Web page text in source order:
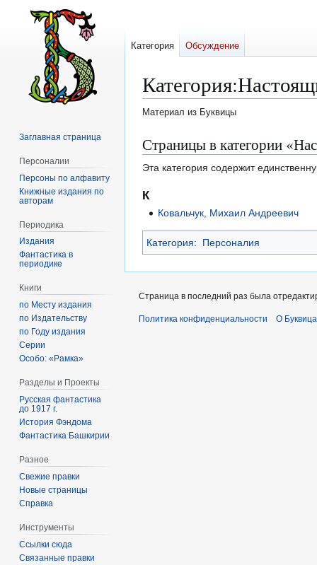
Категория:
Материал из Буквицы
Перейти
к
навигации
Перейти
к
поиску
Страницы в категории
Эта категория содержит
К
Ковальчук, Михаил Андреевич
Категория: Персоналия
Категория Обсуждение
Заглавная страница
Персоналии
Персоны по алфавиту
Книжные издания по
авторам
Периодика
Издания
Фантастика в
периодике
Книги
по Месту издания
по Издательству
по Году издания
Серии
Особо: «Рамка»
Разделы и Проекты
Русская фантастика
до 1917 г.
История Фэндома
Фантастика Башкирии
Разное
Свежие правки
Новые страницы
Справка
Инструменты
Ссылки сюда
Связанные правки
Страница в последний раз была
Политика конфиденциальности О Буквица